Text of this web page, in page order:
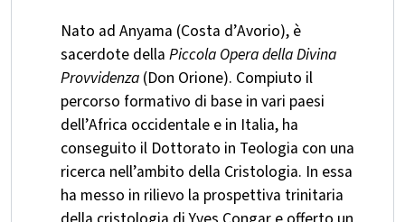
Nato ad Anyama (Costa d’Avorio), è
sacerdote dellaPiccola Opera della Divina
Provvidenza (Don Orione). Compiuto il
percorso formativo di base in vari paesi
dell’Africa occidentale e in Italia, ha
conseguito il Dottorato in Teologia con una
ricerca nell’ambito della Cristologia. In essa
ha messo in rilievo la prospettiva trinitaria